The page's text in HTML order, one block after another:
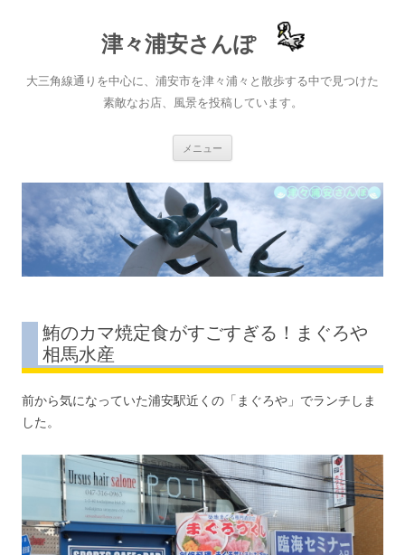
津々浦安さんぽ
大三角線通りを中心に、浦安市を津々浦々と散歩する中で見つけた
素敵なお店、風景を投稿しています。
メニュー
ン
ツ
へ
ス
キ
ッ
プ
鮪のカマ焼定食がすごすぎる！まぐろや
相馬水産
前から気になっていた浦安駅近くの「まぐろや」でランチしま
した。